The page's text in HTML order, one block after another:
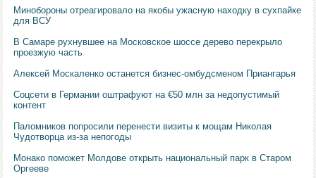
Минобороны отреагировало на якобы ужасную находку в сухпайке
для ВСУ
В Самаре рухнувшее на Московское шоссе дерево перекрыло
проезжую часть
Алексей Москаленко останется бизнес-омбудсменом Приангарья
Соцсети в Германии оштрафуют на €50 млн за недопустимый
контент
Паломников попросили перенести визиты к мощам Николая
Чудотворца из-за непогоды
Монако поможет Молдове открыть национальный парк в Старом
Оргееве